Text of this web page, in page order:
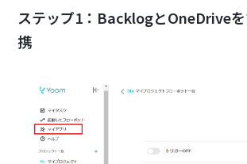
ステップ1：BacklogとOneDrive
携